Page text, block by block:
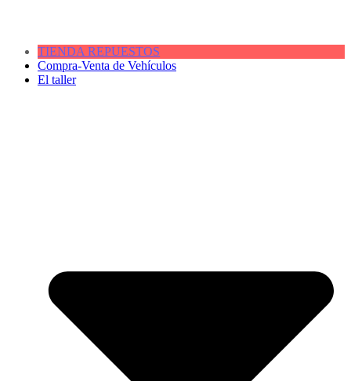
TIENDA REPUESTOS
Compra-Venta de Vehículos
El taller